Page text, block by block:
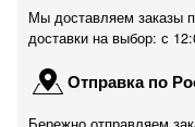
Мы доставляем заказы
доставки на выбор: с
Отправка по